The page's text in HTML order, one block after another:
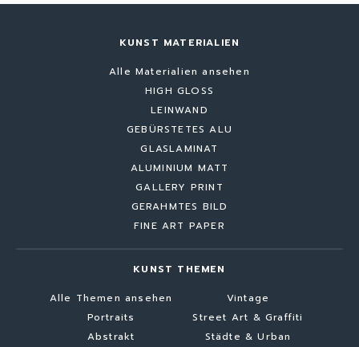
KUNST MATERIALIEN
Alle Materialien ansehen
HIGH GLOSS
LEINWAND
GEBÜRSTETES ALU
GLASLAMINAT
ALUMINIUM MATT
GALLERY PRINT
GERAHMTES BILD
FINE ART PAPER
KUNST THEMEN
Alle Themen ansehen
Portraits
Abstrakt
Vintage
Street Art & Graffiti
Städte & Urban